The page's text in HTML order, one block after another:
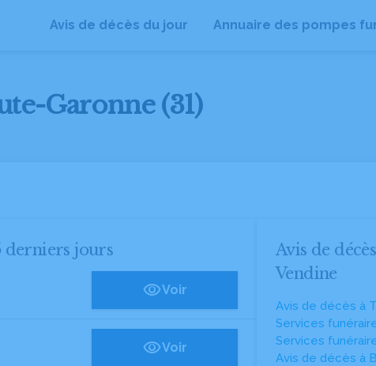
Avis de décès du jour Annuaire des pompes
Garonne (31)
derniers jours
Voir
Voir
Avis de
Vendine
Avis de décès à
Services
Services
Avis de décès à